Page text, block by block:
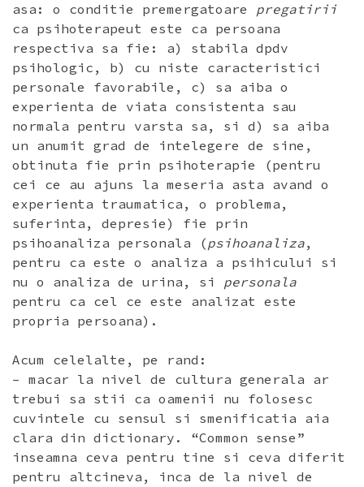
asa: o conditie premergatoare pregatirii
ca psihoterapeut este ca persoana
respectiva sa fie: a) stabila dpdv
psihologic, b) cu niste caracteristici
personale favorabile, c) sa aiba o
experienta de viata consistenta sau
normala pentru varsta sa, si d) sa aiba
un anumit grad de intelegere de sine,
obtinuta fie prin psihoterapie (pentru
cei ce au ajuns la meseria asta avand o
experienta traumatica, o problema,
suferinta, depresie) fie prin
psihoanaliza personala (psihoanaliza,
pentru ca este o analiza a psihicului si
nu o analiza de urina, si personala
pentru ca cel ce este analizat este
propria persoana).
Acum celelalte, pe rand:
– macar la nivel de cultura generala ar
trebui sa stii ca oamenii nu folosesc
cuvintele cu sensul si smenificatia aia
clara din dictionary. “Common sense”
inseamna ceva pentru tine si ceva diferit
pentru altcineva, inca de la nivel de